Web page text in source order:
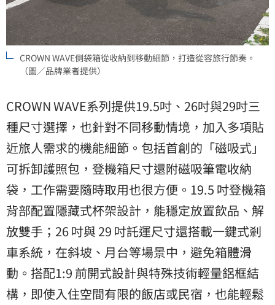
CROWN WAVE側袋箱從收納到移動細節，打造從容旅行節奏。
（圖／品牌業者提供）
CROWN WAVE系列提供19.5吋、26吋與29吋三
種尺寸選擇，也針對不同移動情境，加入多項貼
近旅人需求的機能細節。包括首創的「磁吸式」
可拆卸護照包，登機箱尺寸還附磁吸筆電收納
袋，工作需要隨時取用也很方便。19.5 吋登機箱
背部配置隱藏式杯架設計，能穩定放置飲品、解
放雙手；26 吋與 29 吋託運尺寸還搭載一鍵式剎
車系統，在斜坡、月台等場景中，避免箱體滑
動。搭配1:9 前開式設計與特殊技術輕量鋁框結
構，即使入住空間有限的飯店或民宿，也能輕鬆